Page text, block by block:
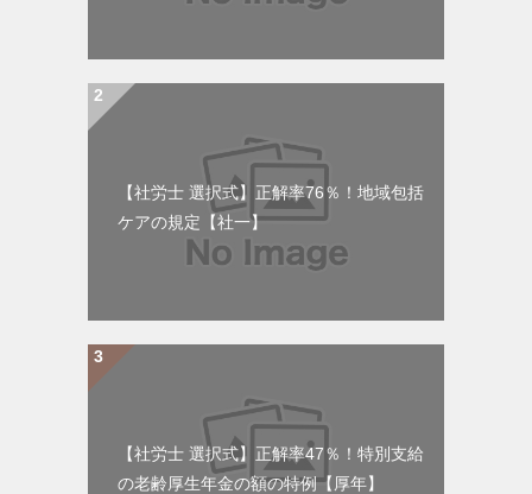
【社労士 選択式】正解率76％！地域包括
ケアの規定【社一】
【社労士 選択式】正解率47％！特別支給
の老齢厚生年金の額の特例【厚年】